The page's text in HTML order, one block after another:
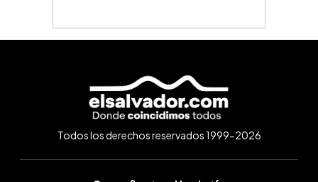
Todos los derechos reservados 1999-2026